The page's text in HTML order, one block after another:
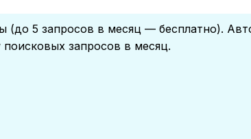
(до 5 запросов в месяц — бесплатно).
запросов в месяц.